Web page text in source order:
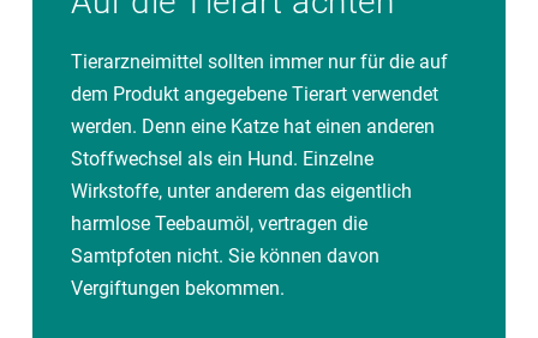
dürfen bei der Anwendung allerdings nicht im Raum
Acht gelassen hätte. Die Wirkung hält bis zu sechs
Während der Anwendung sollten Kinder oder Tiere
Tierarzneimittel sollten immer nur für die auf
dem Produkt angegebene Tierart verwendet
werden. Denn eine Katze hat einen anderen
Stoffwechsel als ein Hund. Einzelne
Wirkstoffe, unter anderem das eigentlich
harmlose Teebaumöl, vertragen die
Samtpfoten nicht. Sie können davon
Vergiftungen bekommen.